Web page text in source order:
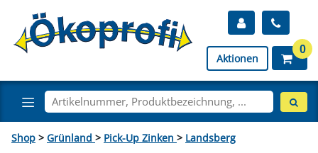
Aktionen
0
Shop > Grünland > Pick-Up Zinken > Landsberg